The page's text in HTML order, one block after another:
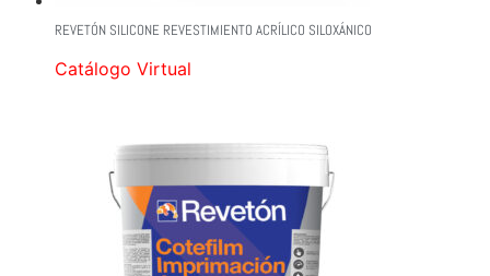
REVETÓN SILICONE REVESTIMIENTO ACRÍLICO SILOXÁNICO
Catálogo Virtual